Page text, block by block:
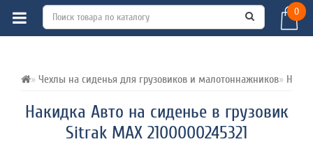
0
Чехлы на сиденья для грузовиков и малотоннажников
Накидка Авто на сиденье в грузовик
Sitrak MAX 2100000245321
ВСЕ О ТОВАРЕ ХАРАКТЕРИСТИКИ